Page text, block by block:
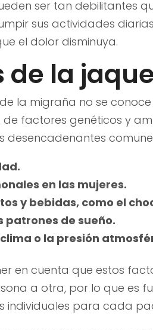
ser tan debilitantes
sus actividades
el dolor disminuya.
de la
la migraña no se
factores genéticos y
desencadenantes
en las mujeres.
y bebidas, como el
patrones de sueño.
o la presión
en cuenta que estos
a otra, por lo que es
individuales para cada